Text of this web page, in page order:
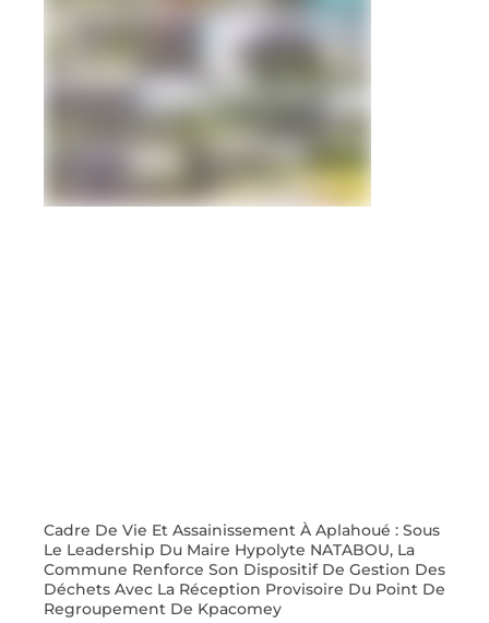
Cadre De Vie Et Assainissement À Aplahoué : Sous
Le Leadership Du Maire Hypolyte NATABOU, La
Commune Renforce Son Dispositif De Gestion Des
Déchets Avec La Réception Provisoire Du Point De
Regroupement De Kpacomey